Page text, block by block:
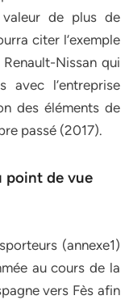
de plus de
citer l’exemple
Nissan qui
l’entreprise
des éléments de
passé (2017).
point de vue
(annexe1)
au cours de la
vers Fès afin